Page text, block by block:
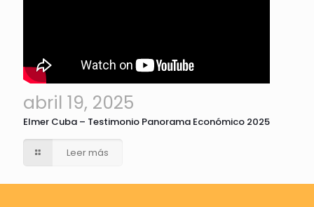
abril 19, 2025
Elmer Cuba – Testimonio Panorama Económico 2025
Leer más